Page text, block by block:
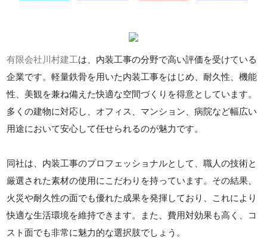
有限会社川村建工は、内装工事の分野で高い評価を受けている
企業です。軽量鉄骨を用いた内装工事をはじめ、耐久性、機能
性、美観を兼ね備えた快適な空間づくりを得意としています。
多くの建物に対応し、オフィス、マンション、病院など幅広い
用途において安心して任せられるのが魅力です。
同社は、内装工事のプロフェッショナルとして、職人の技術と
厳選された素材の使用にこだわりを持っています。その結果、
火災や耐久性の面でも優れた成果を発揮しており、これにより
快適な生活環境を維持できます。また、費用対効果も高く、コ
スト面でも非常に魅力的な選択肢でしょう。